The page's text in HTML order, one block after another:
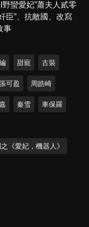
野蠻愛妃”蕭夫人貳零
臣”、抗敵國、改寫
事
甜寵 古裝
可盈 周皓崎
秦雪 車保羅
《愛妃，機器人》